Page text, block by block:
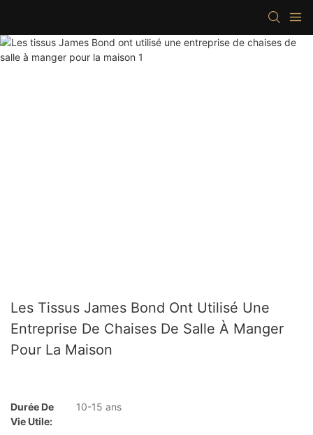
Les Tissus James Bond Ont Utilisé Une
Entreprise De Chaises De Salle À Manger
Pour La Maison
Durée De
Vie Utile:
10-15 ans